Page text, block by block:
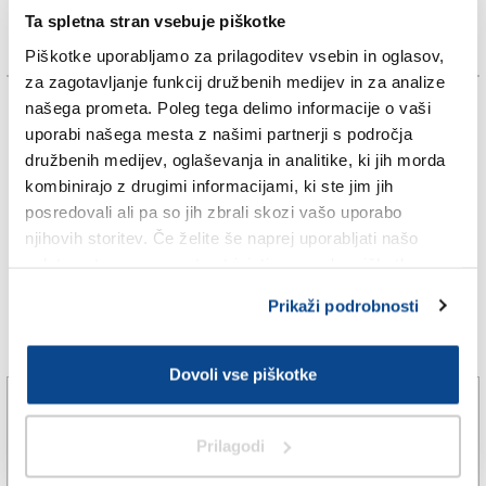
Ta spletna stran vsebuje piškotke
Piškotke uporabljamo za prilagoditev vsebin in oglasov,
za zagotavljanje funkcij družbenih medijev in za analize
našega prometa. Poleg tega delimo informacije o vaši
uporabi našega mesta z našimi partnerji s področja
družbenih medijev, oglaševanja in analitike, ki jih morda
kombinirajo z drugimi informacijami, ki ste jim jih
posredovali ali pa so jih zbrali skozi vašo uporabo
njihovih storitev. Če želite še naprej uporabljati našo
Prikaži podrobnosti
Dovoli vse piškotke
Prilagodi
TAGS:
KRONIKA
SPLETNO UREDNIŠTVO
Več novic
Na avtocestnem izvozu pri Trebčah zgorel avtomobil
SPLETNO UREDNIŠTVO | 5. avg. 2026 | 19:44